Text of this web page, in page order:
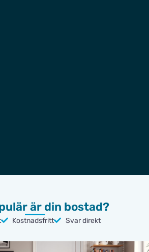
är din bostad?
Kostnadsfritt Svar direkt